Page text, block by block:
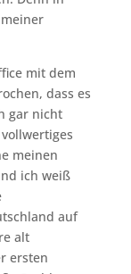
mit dem
dass es
gar nicht
meinen
ich weiß
auf
alt
ersten